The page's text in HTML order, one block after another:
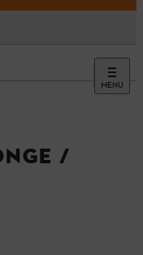
MENU
/